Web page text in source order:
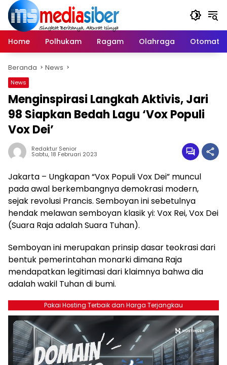
Langsung
konten
Home
Polhukam Ragam Olahraga Otomatif
Beranda News
News
Menginspirasi Langkah Aktivis, Jari
98 Siapkan Bedah Lagu ‘Vox Populi
Vox Dei’
Redaktur Senior
Sabtu, 18 Februari 2023
Jakarta – Ungkapan “Vox Populi Vox Dei” muncul
pada awal berkembangnya demokrasi modern,
sejak revolusi Prancis. Semboyan ini sebetulnya
hendak melawan semboyan klasik yi: Vox Rei, Vox Dei
(Suara Raja adalah Suara Tuhan).
Semboyan ini merupakan prinsip dasar teokrasi dari
bentuk pemerintahan monarki dimana Raja
mendapatkan legitimasi dari klaimnya bahwa dia
adalah wakil Tuhan di bumi.
Pakai Hosting Terbaik dan Harga Terjangkau